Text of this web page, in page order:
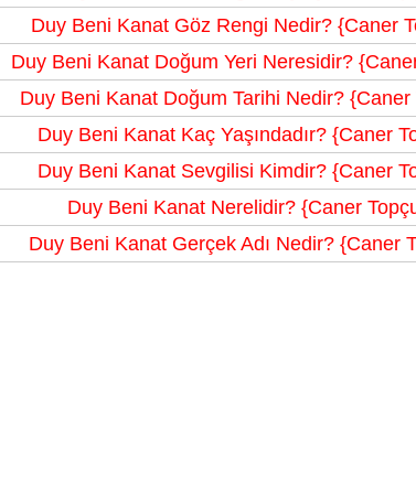
Duy Beni Kanat Göz Rengi Nedir? {Caner
Duy Beni Kanat Doğum Yeri Neresidir?
Duy Beni Kanat Doğum Tarihi Nedir? {Caner
Duy Beni Kanat Kaç Yaşındadır? {Caner
Duy Beni Kanat Sevgilisi Kimdir? {Caner
Duy Beni Kanat Nerelidir? {Caner
Duy Beni Kanat Gerçek Adı Nedir? {Caner